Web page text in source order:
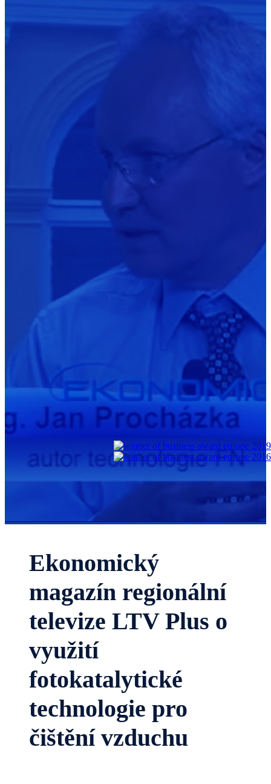
Ekonomický
magazín regionální
televize LTV Plus o
využití
fotokatalytické
technologie pro
čištění vzduchu